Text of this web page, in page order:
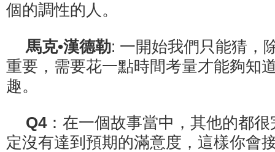
個的調性的人。
馬克•漢德勒: 一開始我們只能猜，
重要，需要花一點時間考量才能夠知
趣。
Q4：在一個故事當中，其他的都
定沒有達到預期的滿意度，這樣你會